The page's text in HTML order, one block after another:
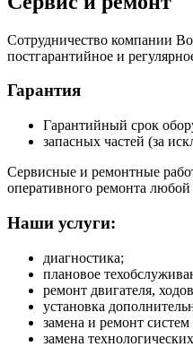
Сотрудничество компании
постгарантийное и
Гарантия
Гарантийный срок
запасных частей (за
Сервисные и ремонтные
оперативного ремонта
Наши услуги:
диагностика;
плановое
ремонт двигателя,
установка
замена и ремонт
замена